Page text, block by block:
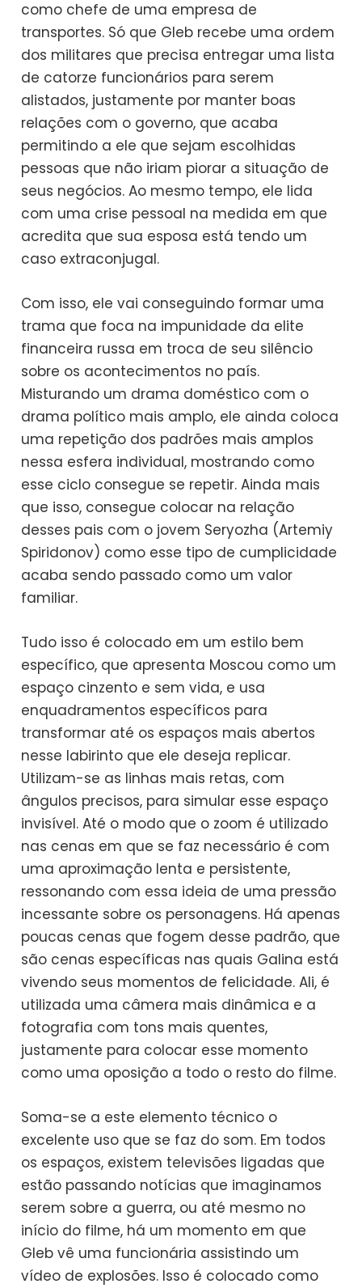
como chefe de uma empresa de
transportes. Só que Gleb recebe uma ordem
dos militares que precisa entregar uma lista
de catorze funcionários para serem
alistados, justamente por manter boas
relações com o governo, que acaba
permitindo a ele que sejam escolhidas
pessoas que não iriam piorar a situação de
seus negócios. Ao mesmo tempo, ele lida
com uma crise pessoal na medida em que
acredita que sua esposa está tendo um
caso extraconjugal.
Com isso, ele vai conseguindo formar uma
trama que foca na impunidade da elite
financeira russa em troca de seu silêncio
sobre os acontecimentos no país.
Misturando um drama doméstico com o
drama político mais amplo, ele ainda coloca
uma repetição dos padrões mais amplos
nessa esfera individual, mostrando como
esse ciclo consegue se repetir. Ainda mais
que isso, consegue colocar na relação
desses pais com o jovem Seryozha (Artemiy
Spiridonov) como esse tipo de cumplicidade
acaba sendo passado como um valor
familiar.
Tudo isso é colocado em um estilo bem
específico, que apresenta Moscou como um
espaço cinzento e sem vida, e usa
enquadramentos específicos para
transformar até os espaços mais abertos
nesse labirinto que ele deseja replicar.
Utilizam-se as linhas mais retas, com
ângulos precisos, para simular esse espaço
invisível. Até o modo que o zoom é utilizado
nas cenas em que se faz necessário é com
uma aproximação lenta e persistente,
ressonando com essa ideia de uma pressão
incessante sobre os personagens. Há apenas
poucas cenas que fogem desse padrão, que
são cenas específicas nas quais Galina está
vivendo seus momentos de felicidade. Ali, é
utilizada uma câmera mais dinâmica e a
fotografia com tons mais quentes,
justamente para colocar esse momento
como uma oposição a todo o resto do filme.
Soma-se a este elemento técnico o
excelente uso que se faz do som. Em todos
os espaços, existem televisões ligadas que
estão passando notícias que imaginamos
serem sobre a guerra, ou até mesmo no
início do filme, há um momento em que
Gleb vê uma funcionária assistindo um
vídeo de explosões. Isso é colocado como